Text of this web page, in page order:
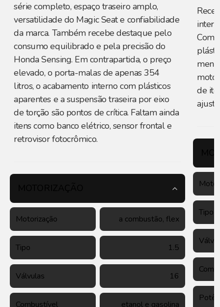
série completo, espaço traseiro amplo,
versatilidade do Magic Seat e confiabilidade
da marca. Também recebe destaque pelo
consumo equilibrado e pela precisão do
Honda Sensing. Em contrapartida, o preço
elevado, o porta-malas de apenas 354
litros, o acabamento interno com plásticos
aparentes e a suspensão traseira por eixo
de torção são pontos de crítica. Faltam ainda
itens como banco elétrico, sensor frontal e
retrovisor fotocrômico.
Motorização a combustão, flex
Tipo 1.5
Válvulas 16
Combustível etanol e gasolina
de
Tipo